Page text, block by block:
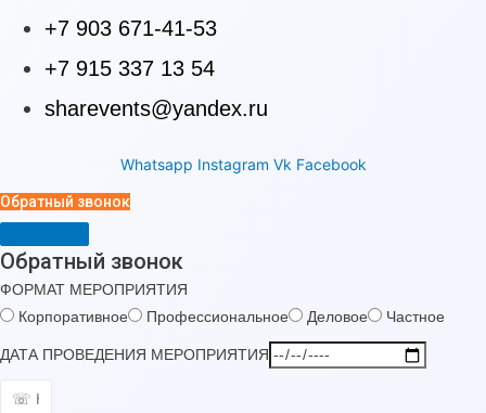
+7 903 671-41-53
+7 915 337 13 54
sharevents@yandex.ru
Whatsapp Instagram Vk Facebook
Обратный звонок
Обратный звонок
ФОРМАТ МЕРОПРИЯТИЯ
Корпоративное
Профессиональное Деловое Частное
ДАТА ПРОВЕДЕНИЯ МЕРОПРИЯТИЯ